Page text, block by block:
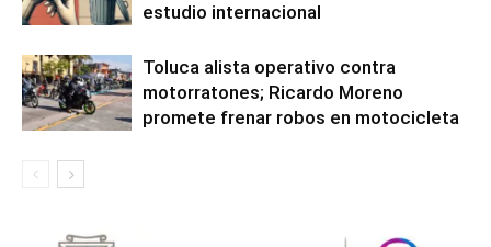
estudio internacional
Toluca alista operativo contra
motorratones; Ricardo Moreno
promete frenar robos en motocicleta